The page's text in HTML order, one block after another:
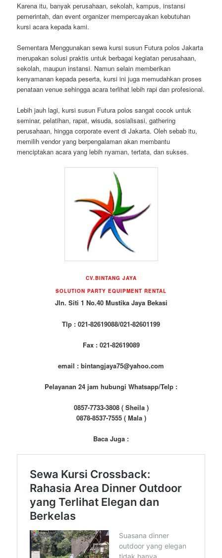
Karena itu, banyak perusahaan, sekolah, kampus, instansi
pemerintah, dan event organizer mempercayakan kebutuhan
kursi acara kepada kami.
Sementara Menggunakan sewa kursi susun Futura polos Jakarta
merupakan solusi praktis untuk berbagai kegiatan perusahaan,
sekolah, maupun instansi. Namun selain memberikan
kenyamanan kepada peserta, kursi ini juga memudahkan proses
penataan venue sehingga acara terlihat lebih rapi dan profesional.
Lebih jauh lagi, kursi susun Futura polos sangat cocok untuk
seminar, pelatihan, rapat, wisuda, sosialisasi, gathering
perusahaan, hingga corporate event di Jakarta. Oleh sebab itu,
memilih vendor yang berpengalaman akan membantu
menciptakan acara yang lebih nyaman, tertata, dan sukses.
CV.BINTANG JAYA
SOLUTION PARTY EQUIPMENT RENTAL
Jln. Siti 1 No.40 Mustika Jaya Bekasi
Tlp : 021-82619088/021-82601199
Fax : 021-82619089
email : bintangjaya75@yahoo.com
Pelayanan 24 jam hubungi Whatsapp/Telp :
0857-7733-3808 ( Sheila )
0878-8537-7555 ( Mala )
Baca Juga :